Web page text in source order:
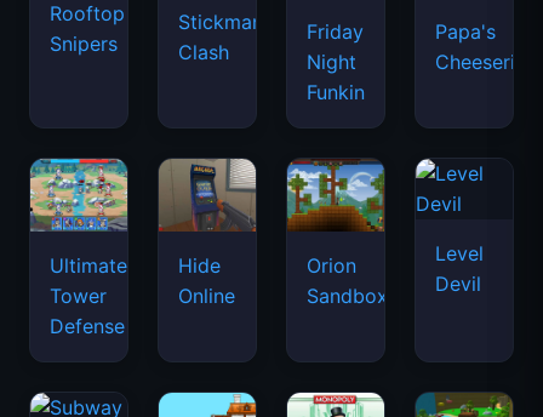
Rooftop
Snipers
Stickman
Clash
Friday
Night
Funkin
Papa's
Cheeseria
Ultimate
Tower
Defense
Hide
Online
Orion
Sandbox
Level
Devil